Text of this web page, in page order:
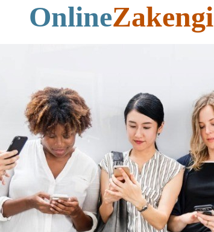
Online